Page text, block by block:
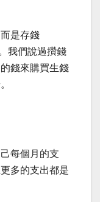
是存錢
我們說過攢錢
錢來購買生錢
每個月的支
多的支出都是